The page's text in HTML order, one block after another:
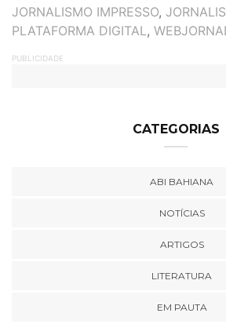
TAGS
JORNALISMO IMPRESSO,
PLATAFORMA DIGITAL,
PUBLICIDADE
CATEGORIAS
ABI BAHIANA
NOTÍCIAS
ARTIGOS
LITERATURA
EM PAUTA